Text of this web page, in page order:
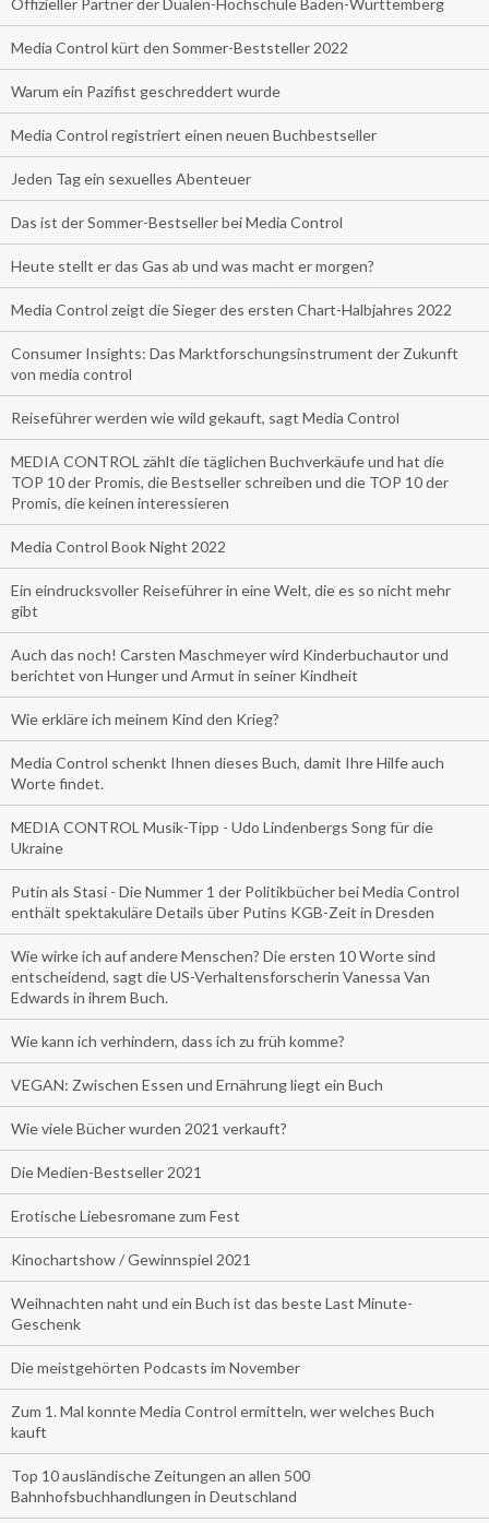
Media Control kürt den Sommer-Beststeller 2022
Warum ein Pazifist geschreddert wurde
Media Control registriert einen neuen Buchbestseller
Jeden Tag ein sexuelles Abenteuer
Das ist der Sommer-Bestseller bei Media Control
Heute stellt er das Gas ab und was macht er morgen?
Media Control zeigt die Sieger des ersten Chart-Halbjahres 2022
Consumer Insights: Das Marktforschungsinstrument der Zukunft
von media control
Reiseführer werden wie wild gekauft, sagt Media Control
MEDIA CONTROL zählt die täglichen Buchverkäufe und hat die
TOP 10 der Promis, die Bestseller schreiben und die TOP 10 der
Promis, die keinen interessieren
Media Control Book Night 2022
Ein eindrucksvoller Reiseführer in eine Welt, die es so nicht mehr
gibt
Auch das noch! Carsten Maschmeyer wird Kinderbuchautor und
berichtet von Hunger und Armut in seiner Kindheit
Wie erkläre ich meinem Kind den Krieg?
Media Control schenkt Ihnen dieses Buch, damit Ihre Hilfe auch
Worte findet.
MEDIA CONTROL Musik-Tipp - Udo Lindenbergs Song für die
Ukraine
Putin als Stasi - Die Nummer 1 der Politikbücher bei Media Control
enthält spektakuläre Details über Putins KGB-Zeit in Dresden
Wie wirke ich auf andere Menschen? Die ersten 10 Worte sind
entscheidend, sagt die US-Verhaltensforscherin Vanessa Van
Edwards in ihrem Buch.
Wie kann ich verhindern, dass ich zu früh komme?
VEGAN: Zwischen Essen und Ernährung liegt ein Buch
Wie viele Bücher wurden 2021 verkauft?
Die Medien-Bestseller 2021
Erotische Liebesromane zum Fest
Kinochartshow / Gewinnspiel 2021
Weihnachten naht und ein Buch ist das beste Last Minute-
Geschenk
Die meistgehörten Podcasts im November
Zum 1. Mal konnte Media Control ermitteln, wer welches Buch
kauft
Top 10 ausländische Zeitungen an allen 500
Bahnhofsbuchhandlungen in Deutschland